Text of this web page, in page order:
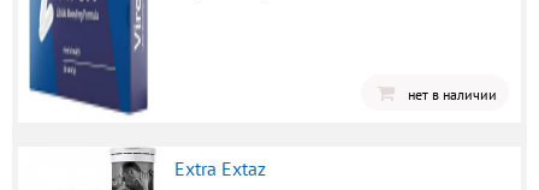
нет в наличии
Extra Extaz